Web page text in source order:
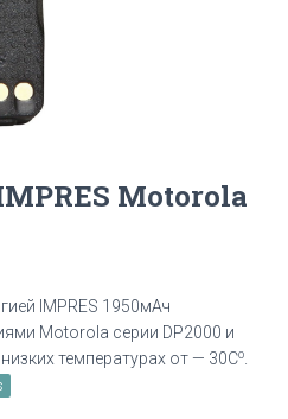
Motorola
IMPRES 1950мАч
Motorola серии DP2000 и
температурах от — 30Со